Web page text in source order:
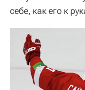
себе, как его к